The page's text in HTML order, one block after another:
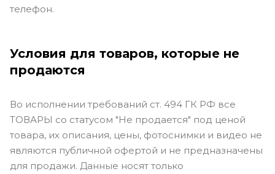
телефон.
Условия для товаров, которые не
продаются
Во исполнении требований ст. 494 ГК РФ все
ТОВАРЫ со статусом "Не продается" под ценой
товара, их описания, цены, фотоснимки и видео не
являются публичной офертой и не предназначены
для продажи. Данные носят только